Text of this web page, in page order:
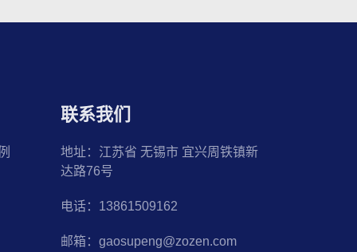
联系我们
地址：江苏省 无锡市 宜兴周铁镇新
达路76号
电话：13861509162
邮箱：gaosupeng@zozen.com